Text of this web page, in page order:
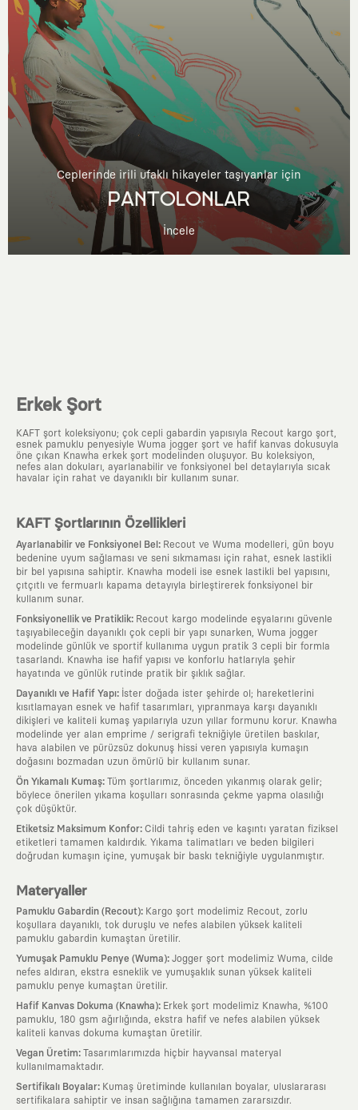
Ceplerinde irili ufaklı hikayeler taşıyanlar için
PANTOLONLAR
İncele
Erkek Şort
KAFT şort koleksiyonu; çok cepli gabardin yapısıyla Recout kargo şort,
esnek pamuklu penyesiyle Wuma jogger şort ve hafif kanvas dokusuyla
öne çıkan Knawha erkek şort modelinden oluşuyor. Bu koleksiyon,
nefes alan dokuları, ayarlanabilir ve fonksiyonel bel detaylarıyla sıcak
havalar için rahat ve dayanıklı bir kullanım sunar.
KAFT Şortlarının Özellikleri
Ayarlanabilir ve Fonksiyonel Bel : Recout ve Wuma modelleri, gün boyu
bedenine uyum sağlaması ve seni sıkmaması için rahat, esnek lastikli
bir bel yapısına sahiptir. Knawha modeli ise esnek lastikli bel yapısını,
çıtçıtlı ve fermuarlı kapama detayıyla birleştirerek fonksiyonel bir
kullanım sunar.
Fonksiyonellik ve Pratiklik: Recout kargo modelinde eşyalarını güvenle
taşıyabileceğin dayanıklı çok cepli bir yapı sunarken, Wuma jogger
modelinde günlük ve sportif kullanıma uygun pratik 3 cepli bir formla
tasarlandı. Knawha ise hafif yapısı ve konforlu hatlarıyla şehir
hayatında ve günlük rutinde pratik bir şıklık sağlar.
Dayanıklı ve Hafif Yapı: İster doğada ister şehirde ol; hareketlerini
kısıtlamayan esnek ve hafif tasarımları, yıpranmaya karşı dayanıklı
dikişleri ve kaliteli kumaş yapılarıyla uzun yıllar formunu korur. Knawha
modelinde yer alan emprime / serigrafi tekniğiyle üretilen baskılar,
hava alabilen ve pürüzsüz dokunuş hissi veren yapısıyla kumaşın
doğasını bozmadan uzun ömürlü bir kullanım sunar.
Ön Yıkamalı Kumaş: Tüm şortlarımız, önceden yıkanmış olarak gelir;
böylece önerilen yıkama koşulları sonrasında çekme yapma olasılığı
çok düşüktür.
Etiketsiz Maksimum Konfor: Cildi tahriş eden ve kaşıntı yaratan fiziksel
etiketleri tamamen kaldırdık. Yıkama talimatları ve beden bilgileri
doğrudan kumaşın içine, yumuşak bir baskı tekniğiyle uygulanmıştır.
Materyaller
Pamuklu Gabardin (Recout): Kargo şort modelimiz Recout, zorlu
koşullara dayanıklı, tok duruşlu ve nefes alabilen yüksek kaliteli
pamuklu gabardin kumaştan üretilir.
Yumuşak Pamuklu Penye (Wuma): Jogger şort modelimiz Wuma, cilde
nefes aldıran, ekstra esneklik ve yumuşaklık sunan yüksek kaliteli
pamuklu penye kumaştan üretilir.
Hafif Kanvas Dokuma (Knawha): Erkek şort modelimiz Knawha, %100
pamuklu, 180 gsm ağırlığında, ekstra hafif ve nefes alabilen yüksek
kaliteli kanvas dokuma kumaştan üretilir.
Vegan Üretim: Tasarımlarımızda hiçbir hayvansal materyal
kullanılmamaktadır.
Sertifikalı Boyalar: Kumaş üretiminde kullanılan boyalar, uluslararası
sertifikalara sahiptir ve insan sağlığına tamamen zararsızdır.